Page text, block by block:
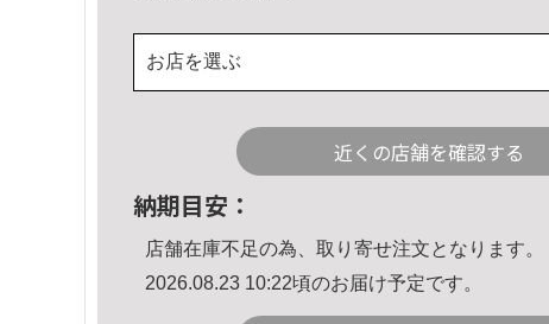
お店を選ぶ
近くの店舗を確認する
納期目安：
店舗在庫不足の為、取り寄せ注文となります。
2026.08.23 10:22頃のお届け予定です。